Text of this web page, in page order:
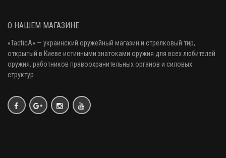
О НАШЕМ МАГАЗИНЕ
«TacticA» — украинский оружейный магазин и стрелковый тир,
открытый в Киеве истинными знатоками оружия для всех любителей
оружия, работников правоохранительных органов и силовых
структур.